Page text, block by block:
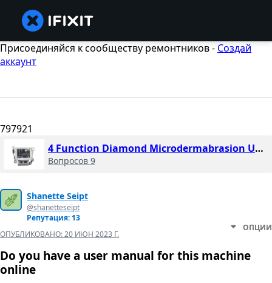
Присоединяйся к сообществу ремонтников - Создай
аккаунт
797921
4 Function Diamond Microdermabrasion Unit SLY-08XLT. NV-07D
Вопросов 9
Shanette Seipt
@shanetteseipt
Репутация: 13
ОПУБЛИКОВАНО:20 ИЮН 2023 Г.
ОПЦИИ
Do you have a user manual for this machine
online